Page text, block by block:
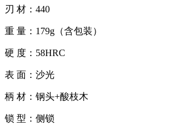
刃 材：440
重 量：179g（含包装）
硬 度：58HRC
表 面：沙光
柄 材：钢头+酸枝木
锁 型：侧锁